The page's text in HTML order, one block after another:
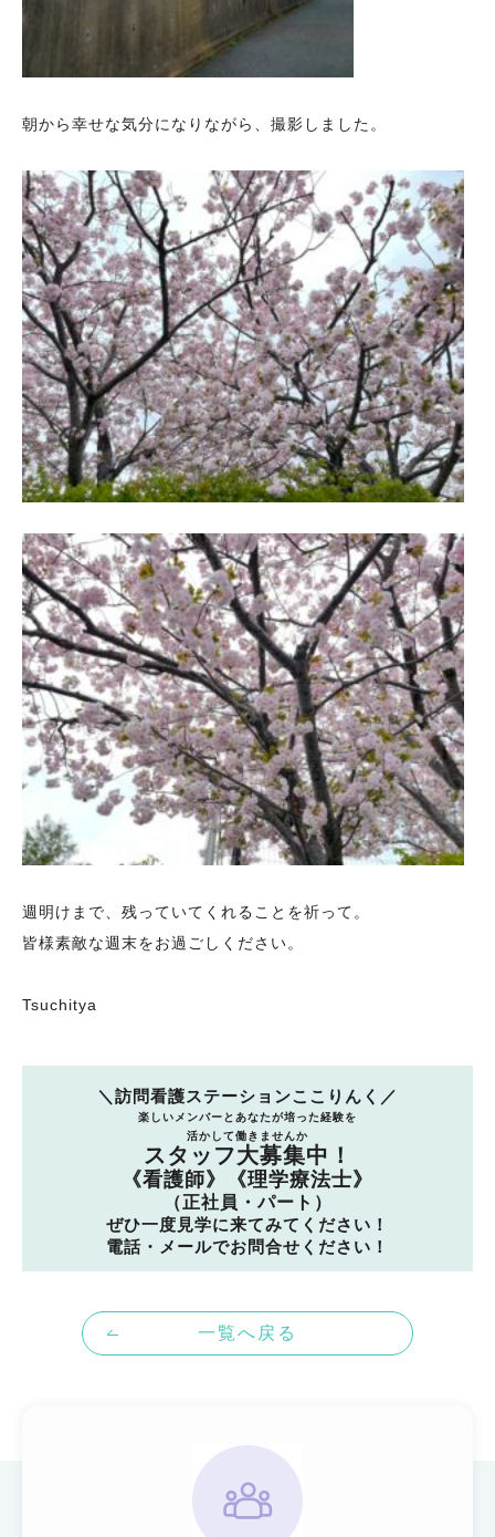
朝から幸せな気分になりながら、撮影しました。
週明けまで、残っていてくれることを祈って。
皆様素敵な週末をお過ごしください。
Tsuchitya
＼訪問看護ステーションここりんく／
楽しいメンバーとあなたが培った経験を
活かして働きませんか
スタッフ大募集中！
《看護師》《理学療法士》
（正社員・パート）
ぜひ一度見学に来てみてください！
電話・メールでお問合せください！
一覧へ戻る